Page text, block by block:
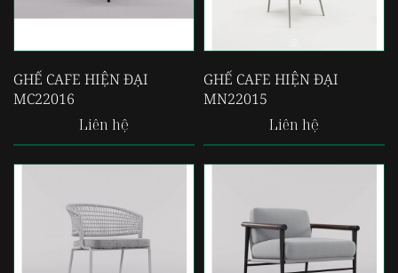
GHẾ CAFE HIỆN ĐẠI
MC22016
Liên hệ
GHẾ CAFE HIỆN ĐẠI
MN22015
Liên hệ